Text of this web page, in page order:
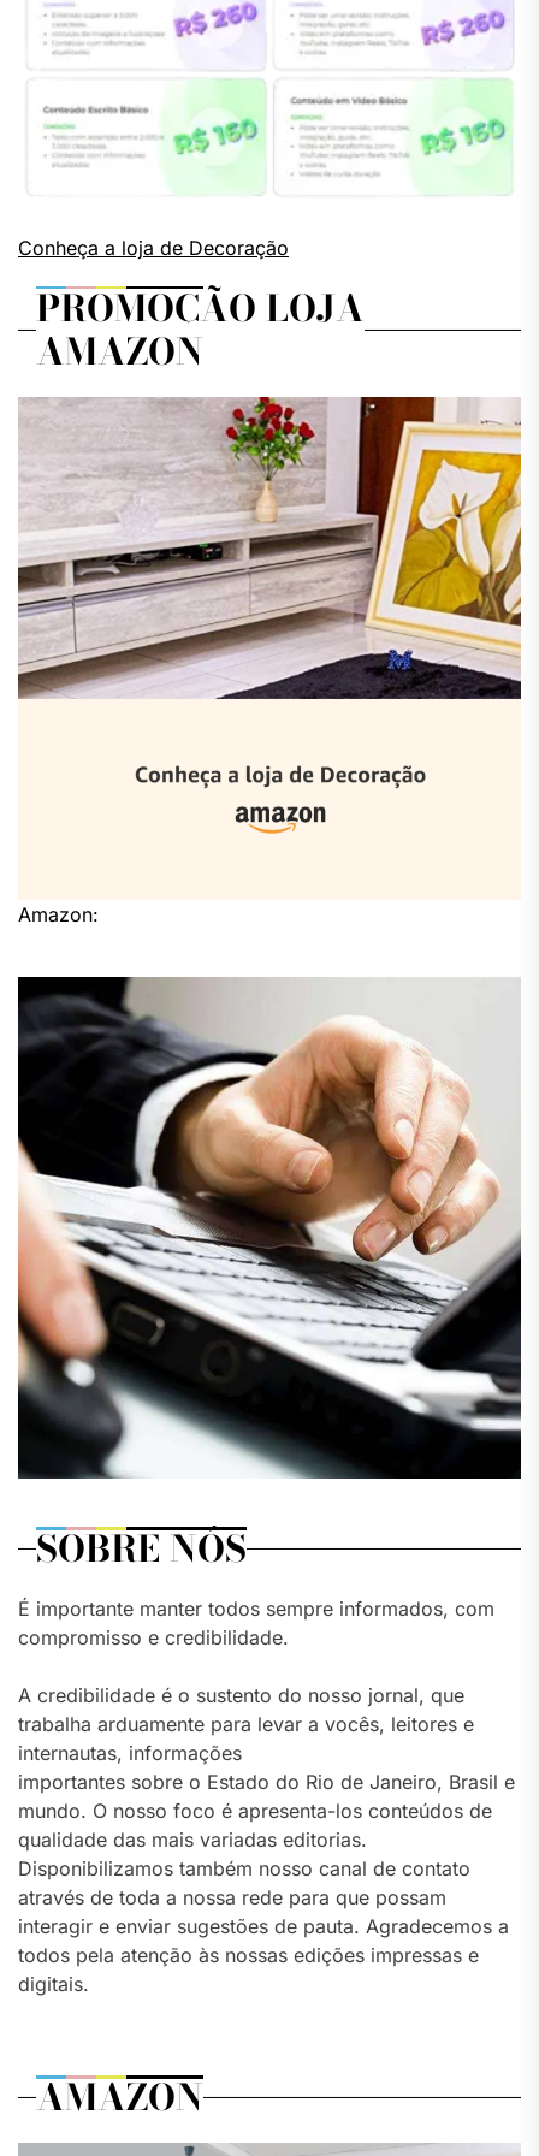
Conheça a loja de Decoração
PROMOÇÃO LOJA
AMAZON
Amazon:
SOBRE NÓS
É importante manter todos sempre informados, com
compromisso e credibilidade.
A credibilidade é o sustento do nosso jornal, que
trabalha arduamente para levar a vocês, leitores e
internautas, informações
importantes sobre o Estado do Rio de Janeiro, Brasil e
mundo. O nosso foco é apresenta-los conteúdos de
qualidade das mais variadas editorias.
Disponibilizamos também nosso canal de contato
através de toda a nossa rede para que possam
interagir e enviar sugestões de pauta. Agradecemos a
todos pela atenção às nossas edições impressas e
digitais.
AMAZON